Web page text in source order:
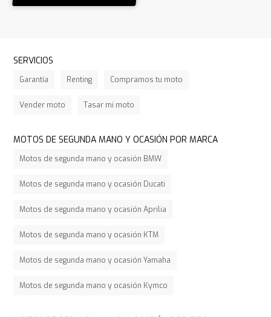
SERVICIOS
Garantía Renting Compramos tu moto
Vender moto Tasar mi moto
MOTOS DE SEGUNDA MANO Y OCASIÓN POR MARCA
Motos de segunda mano y ocasión BMW
Motos de segunda mano y ocasión Ducati
Motos de segunda mano y ocasión Aprilia
Motos de segunda mano y ocasión KTM
Motos de segunda mano y ocasión Yamaha
Motos de segunda mano y ocasión Kymco